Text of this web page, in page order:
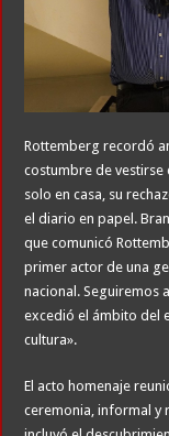
Rottemberg recordó
costumbre de vestirse
solo en casa, su
el diario en papel.
que comunicó
primer actor de una
nacional. Seguiremos
excedió el ámbito del
cultura».
El acto homenaje
ceremonia, informal y